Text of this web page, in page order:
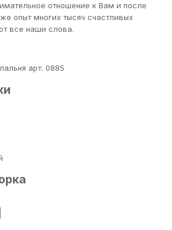
отношение к Вам и после
опыт многих тысяч счастливых
все наши слова.
арт. 0885